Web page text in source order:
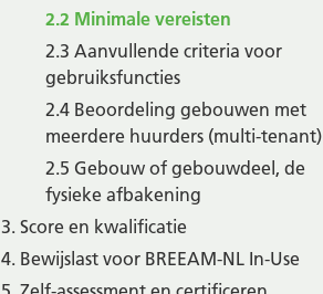
2.2 Minimale vereisten
2.3 Aanvullende criteria voor
gebruiksfuncties
2.4 Beoordeling gebouwen met
meerdere huurders (multi-tenant)
2.5 Gebouw of gebouwdeel, de
fysieke afbakening
3. Score en kwalificatie
4. Bewijslast voor BREEAM-NL In-Use